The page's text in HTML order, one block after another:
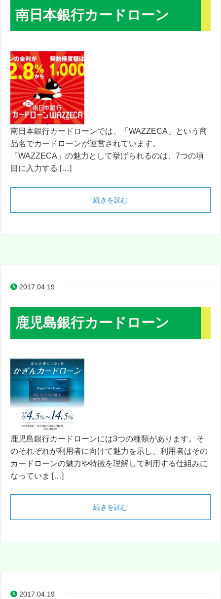
南日本銀行カードローン
南日本銀行カードローンでは、「WAZZECA」という商
品名でカードローンが運営されています。
「WAZZECA」の魅力として挙げられるのは、7つの項
目に入力する […]
続きを読む
2017.04.19
鹿児島銀行カードローン
鹿児島銀行カードローンには3つの種類があります。そ
のそれぞれが利用者に向けて魅力を示し、利用者はその
カードローンの魅力や特徴を理解して利用する仕組みに
なっていま […]
続きを読む
2017.04.19